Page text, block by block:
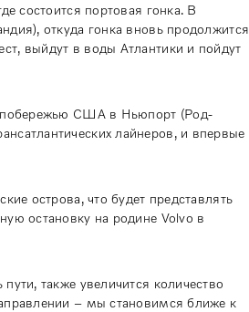
состоится портовая гонка. В
откуда гонка вновь продолжится
выйдут в воды Атлантики и пойдут
побережью США в Ньюпорт (Род-
лайнеров, и впервые
острова, что будет представлять
остановку на родине Volvo в
также увеличится количество
– мы становимся ближе к